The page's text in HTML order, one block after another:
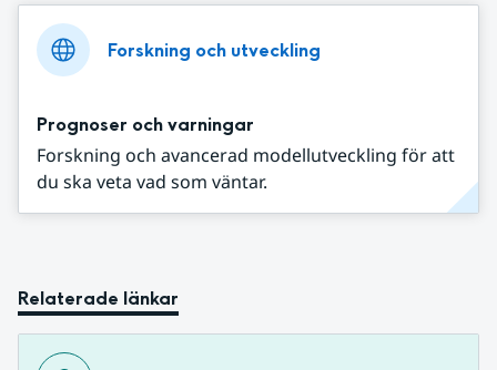
Forskning och utveckling
Prognoser och varningar
Forskning och avancerad modellutveckling för att
du ska veta vad som väntar.
Relaterade länkar